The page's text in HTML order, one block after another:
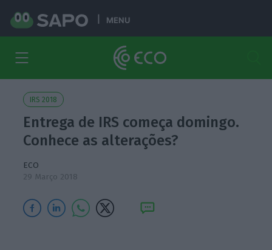
MENU
IRS 2018
Entrega de IRS começa domingo.
Conhece as alterações?
ECO
29 Março 2018